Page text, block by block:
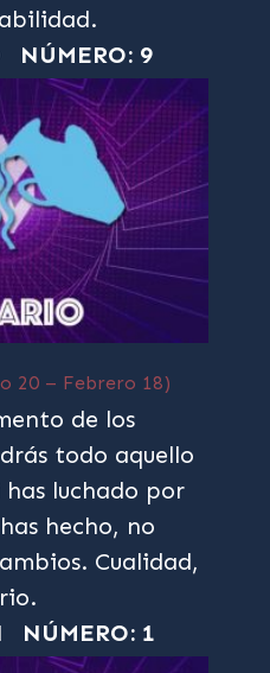
NÚMERO: 9
20 – Febrero 18)
de los
todo aquello
has luchado por
hecho, no
Cualidad,
NÚMERO: 1